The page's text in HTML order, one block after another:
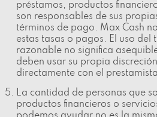
préstamos, productos
son responsables de sus
términos de pago. Max Cash
estas tasas o pagos. El uso
razonable no significa
deben usar su propia
directamente con el
La cantidad de personas que
productos financieros o